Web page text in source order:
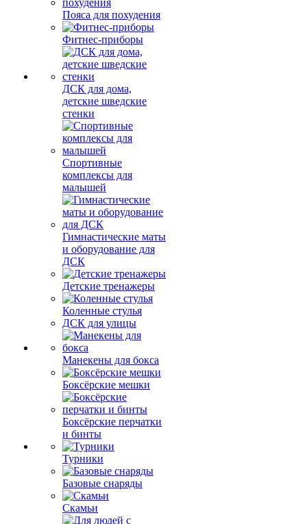
Пояса для похудения
Фитнес-приборы
ДСК для дома,
детские шведские
стенки
Спортивные
комплексы для
малышей
Гимнастические маты
и оборудование для
ДСК
Детские тренажеры
Коленные стулья
ДСК для улицы
Манекены для бокса
Боксёрские мешки
Боксёрские перчатки
и бинты
Турники
Базовые снаряды
Скамьи